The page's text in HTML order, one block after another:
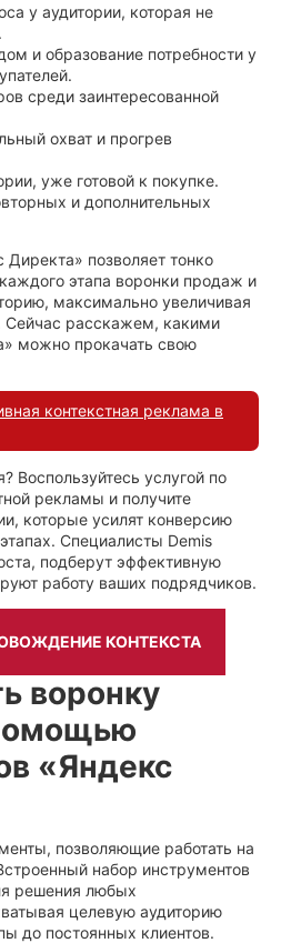
у аудитории, которая не
и образование потребности у
среди заинтересованной
охват и прогрев
уже готовой к покупке.
и дополнительных
позволяет тонко
этапа воронки продаж и
максимально увеличивая
Сейчас расскажем, какими
можно прокачать свою
контекстная реклама в
Воспользуйтесь услугой по
рекламы и получите
которые усилят конверсию
Специалисты Demis
подберут эффективную
работу ваших подрядчиков.
КОНТЕКСТА
воронку
«Яндекс
позволяющие работать на
набор инструментов
решения любых
целевую аудиторию
до постоянных клиентов.